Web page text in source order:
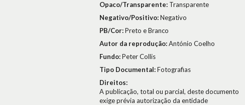
Opaco/Transparente: Transparente
Negativo/Positivo:Negativo
PB/Cor:Preto e Branco
Autor da reprodução:António Coelho
Fundo:Peter Collis
Tipo Documental:Fotografias
Direitos:
A publicação, total ou parcial, deste documento
exige prévia autorização da entidade